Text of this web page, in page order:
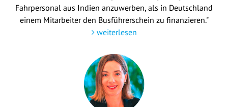
Fahrpersonal aus Indien anzuwerben, als in Deutschland
einem Mitarbeiter den Busführerschein zu finanzieren."
weiterlesen